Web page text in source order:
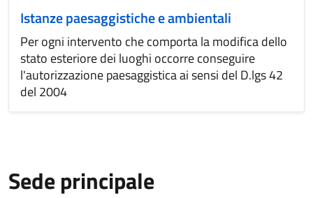
Istanze paesaggistiche e ambientali
Per ogni intervento che comporta la modifica dello
stato esteriore dei luoghi occorre conseguire
l'autorizzazione paesaggistica ai sensi del D.lgs 42
del 2004
Sede principale